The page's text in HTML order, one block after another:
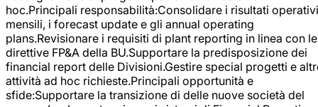
hoc.Principali responsabilità:Consolidare i risultati operativi
mensili, i forecast update e gli annual operating
plans.Revisionare i requisiti di plant reporting in linea con le
direttive FP&A della BU.Supportare la predisposizione dei
financial report delle Divisioni.Gestire special progetti e
attività ad hoc richieste.Principali opportunità e
sfide:Supportare la transizione di delle nuove società del